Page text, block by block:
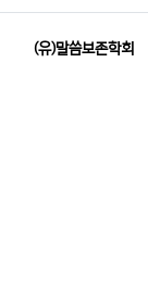
(유)말씀보존학회